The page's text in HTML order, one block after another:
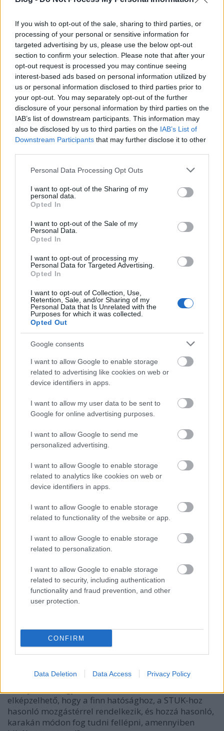
If you wish to opt-out of the sale, sharing to third parties, or
processing of your personal or sensitive information for
targeted advertising by us, please use the below opt-out
section to confirm your selection. Please note that after your
opt-out request is processed you may continue seeing
interest-based ads based on personal information utilized by
us or personal information disclosed to third parties prior to
your opt-out. You may separately opt-out of the further
disclosure of your personal information by third parties on the
IAB’s list of downstream participants. This information may
also be disclosed by us to third parties on the IAB’s List of
Downstream Participants that may further disclose it to other
Please note that this website/app uses one or more Google
not limited to your visit or usage behaviour. You may click to
grant or deny consent to Google and its third-party tags to
use your data for below specified purposes in below Google
consent section.
Personal Data Processing Opt Outs
I want to opt-out of the Sharing of my
personal data.
Opted In
I want to opt-out of the Sale of my
Personal Data.
Opted In
I want to opt-out of processing my
Personal Data for Targeted Advertising.
Opted In
I want to opt-out of Collection, Use,
Retention, Sale, and/or Sharing of my
Personal Data that Is Unrelated with the
Purposes for which it was collected.
Opted Out
Google consents
I want to allow Google to enable storage
related to advertising like cookies on web or
device identifiers in apps.
I want to allow my user data to be sent to
Google for online advertising purposes.
I want to allow Google to send me
personalized advertising.
I want to allow Google to enable storage
related to analytics like cookies on web or
device identifiers in apps.
I want to allow Google to enable storage
related to functionality of the website or app.
I want to allow Google to enable storage
related to personalization.
I want to allow Google to enable storage
related to security, including authentication
functionality and fraud prevention, and other
user protection.
CONFIRM
Data Deletion Data Access Privacy Policy
engedély kiadásáról határozó Országos
Atomenergia Hivatalnak (OAH) 12 hónapja van az
ügyintézésre, ami 90 nappal meghosszabbítható.
Igen ám, de az engedélykérelmet még nem
nyújtották be a hatóságnak. Feltételezve, hogy a
hatóságnak szüksége lesz a plusz 90 napra (ahogy a
telephelyengedély-kérelem elbírálása során is
meghosszabbítottákaz eljárást a jogszabály
biztosította 30 nappal), ez alapján július utolsó
napjaiban erre feltétlenül sort kellene keríteni, hogy
jövő év október végéig megszülethessen az engedély.
És akkor még nem is számoltunk a hatósági
határozat jogerőre emelkedéséhez szükséges 15
nappal – tehát máris távolodni látszik a 2019.
október 27-i dátum teljesíthetősége.
Hogy van-e esély arra, hogy benyújtsák a kérelmet a
hatóságnak, természetesen nem tudjuk megítélni.
Aonban úgy látjuk, hogy az orosz fél lépése újabb
nyomást helyez(het) az OAH-ra: a kérelem azonnal
benyújtása esetén is csak úgy kezdődhetne meg a
megszabott határidőig a beruházás, ha az OAH nem
töltené ki a rendelkezésére álló időkereteket.
Ez a nyomás véleményünk szerint
megengedhetetlen. A hatóságnak megfelelő
mennyiségű és minőségű erőforrásra van szüksége
az engedélykérelem elbírálásához, beleértve az időt
is. Más országokban nem is kötelezik a hatóságot
engedélyezése során. Ahogy azt a bécsi székhelyű
Természettudományi és Élettudományi Egyetem
(BOKU) Biztonsági és Kockázati Tudományok
: a magyarországi, példátlan
időkeret már így is szűkös, és önmagában is erős
nyomást helyez a hatóságra.
Arra a kérdésre végképp nincs válasz:
miként lesz kezelhető a helyzet, hogy ha a
Roszatom építene)hasonlóan a hatóság a
benyújtott dokumentáció rossz minősége
miatt nem tudja engedélyezni a
létesítményt, emiatt pedig az engedélyezés
csak egyre tovább nyúlik?
Ne felejtsük,tavaly decemberben a felvonulási
reaktorépületekre vonatkozó kérelemnél, amit
nyilván lényegesen komolyabb munka
elkészíteni?
És mi várható ebben az esetben az OAH-tól,
elképzelhető, hogy a finn hatósághoz, a STUK-hoz
hasonló mozgástérrel rendelkezik, és hozzá hasonló,
karakán módon fog tudni fellépni, amennyiben